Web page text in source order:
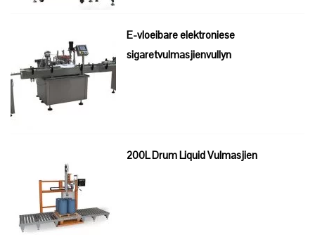
E-vloeibare elektroniese
sigaretvulmasjienvullyn
200L Drum Liquid Vulmasjien